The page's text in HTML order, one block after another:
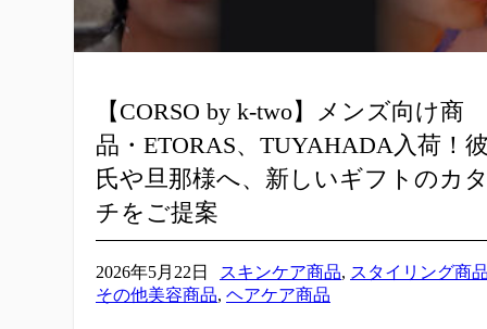
【CORSO by k-two】メンズ向け商
品・ETORAS、TUYAHADA入荷！
氏や旦那様へ、新しいギフトのカ
チをご提案
2026年5月22日 スキンケア商品, スタイリング商
その他美容商品, ヘアケア商品